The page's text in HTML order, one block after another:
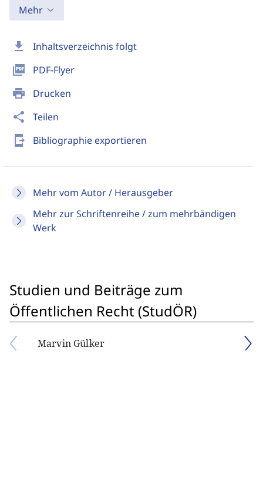
download Inhaltsverzeichnis folgt
picture_as_pdf PDF-Flyer
print Drucken
share Teilen
send_to_mobile Bibliographie exportieren
Mehr vom Autor / Herausgeber
Mehr zur Schriftenreihe / zum mehrbändigen
Werk
Mehr
Studien und Beiträge zum
Öffentlichen Recht (StudÖR)
Marvin Gülker